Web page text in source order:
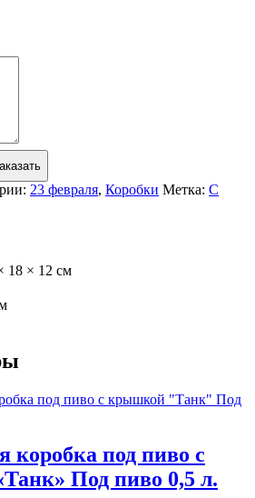
23 февраля, Коробки Метка: С
18 × 12 см
коробка под пиво с
Под пиво 0,5 л.